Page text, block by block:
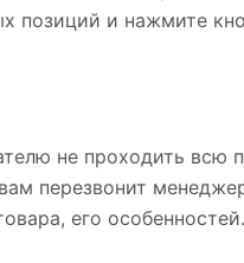
позиций и нажмите
не проходить всю
перезвонит
его